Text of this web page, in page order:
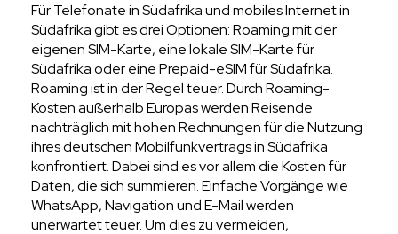
Für Telefonate in Südafrika und mobiles Internet in
Südafrika gibt es drei Optionen: Roaming mit der
eigenen SIM-Karte, eine lokale SIM-Karte für
Südafrika oder eine Prepaid-eSIM für Südafrika.
Roaming ist in der Regel teuer. Durch Roaming-
Kosten außerhalb Europas werden Reisende
nachträglich mit hohen Rechnungen für die Nutzung
ihres deutschen Mobilfunkvertrags in Südafrika
konfrontiert. Dabei sind es vor allem die Kosten für
Daten, die sich summieren. Einfache Vorgänge wie
WhatsApp, Navigation und E-Mail werden
unerwartet teuer. Um dies zu vermeiden,